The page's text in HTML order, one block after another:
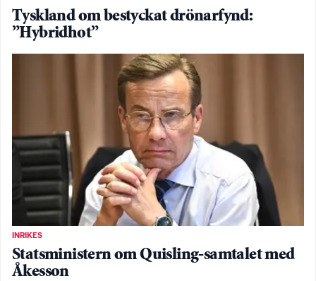
Tyskland om bestyckat drönarfynd:
”Hybridhot”
INRIKES
Statsministern om Quisling-samtalet med
Åkesson